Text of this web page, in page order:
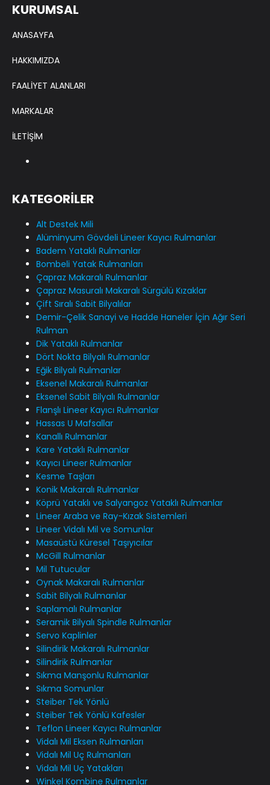
KURUMSAL
ANASAYFA
HAKKIMIZDA
FAALİYET ALANLARI
MARKALAR
İLETİŞİM
KATEGORİLER
Alt Destek Mili
Alüminyum Gövdeli Lineer Kayıcı Rulmanlar
Badem Yataklı Rulmanlar
Bombeli Yatak Rulmanları
Çapraz Makaralı Rulmanlar
Çapraz Masuralı Makaralı Sürgülü Kızaklar
Çift Sıralı Sabit Bilyalılar
Demir-Çelik Sanayi ve Hadde Haneler İçin Ağır Seri
Rulman
Dik Yataklı Rulmanlar
Dört Nokta Bilyalı Rulmanlar
Eğik Bilyalı Rulmanlar
Eksenel Makaralı Rulmanlar
Eksenel Sabit Bilyalı Rulmanlar
Flanşlı Lineer Kayıcı Rulmanlar
Hassas U Mafsallar
Kanallı Rulmanlar
Kare Yataklı Rulmanlar
Kayıcı Lineer Rulmanlar
Kesme Taşları
Konik Makaralı Rulmanlar
Köprü Yataklı ve Salyangoz Yataklı Rulmanlar
Lineer Araba ve Ray-Kızak Sistemleri
Lineer Vidalı Mil ve Somunlar
Masaüstü Küresel Taşıyıcılar
McGill Rulmanlar
Mil Tutucular
Oynak Makaralı Rulmanlar
Sabit Bilyalı Rulmanlar
Saplamalı Rulmanlar
Seramik Bilyalı Spindle Rulmanlar
Servo Kaplinler
Silindirik Makaralı Rulmanlar
Silindirik Rulmanlar
Sıkma Manşonlu Rulmanlar
Sıkma Somunlar
Steiber Tek Yönlü
Steiber Tek Yönlü Kafesler
Teflon Lineer Kayıcı Rulmanlar
Vidalı Mil Eksen Rulmanları
Vidalı Mil Uç Rulmanları
Vidalı Mil Uç Yatakları
Winkel Kombine Rulmanlar